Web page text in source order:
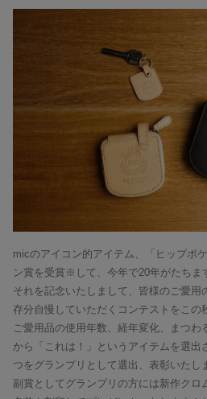
micのアイコン的アイテム、「ヒップポ
ン賞を受賞※して、今年で20年がたちま
それを記念いたしまして、皆様のご愛用
存分自慢していただくコンテストをこの
ご愛用品の使用年数、経年変化、まつわ
から「これは！」というアイテムを選出
つをグランプリとして選出、表彰いたし
副賞としてグランプリの方には新作クロ